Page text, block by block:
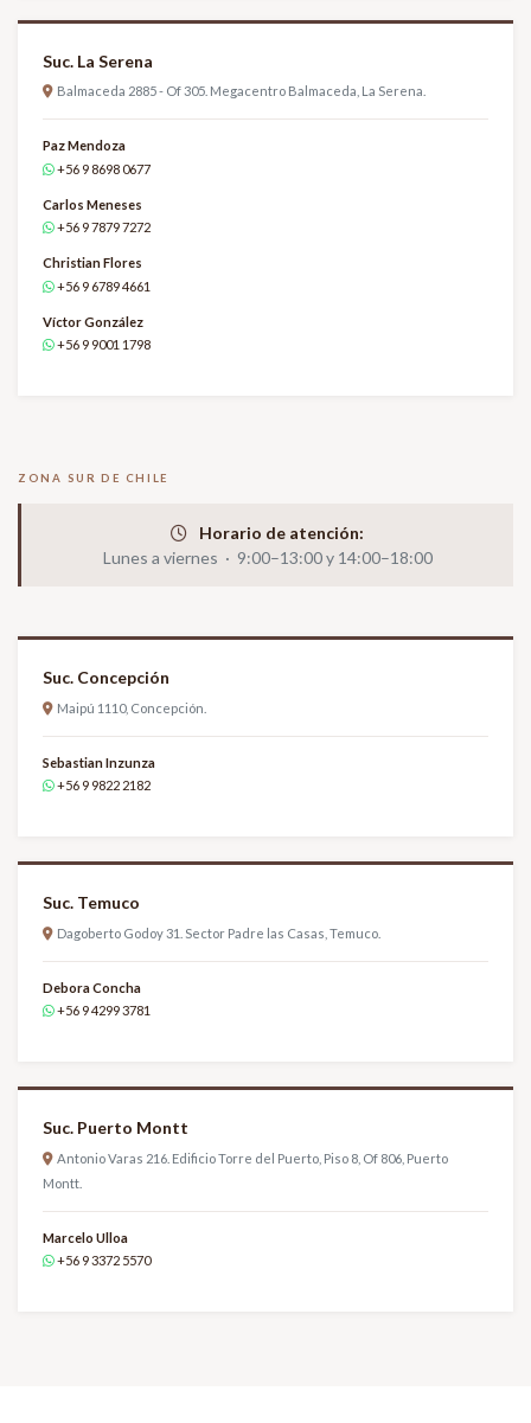
Suc. La Serena
Balmaceda 2885 - Of 305. Megacentro Balmaceda, La Serena.
Paz Mendoza
+56 9 8698 0677
Carlos Meneses
+56 9 7879 7272
Christian Flores
+56 9 6789 4661
Víctor González
+56 9 9001 1798
ZONA SUR DE CHILE
Horario de atención:
Lunes a viernes · 9:00–13:00 y 14:00–18:00
Suc. Concepción
Maipú 1110, Concepción.
Sebastian Inzunza
+56 9 9822 2182
Suc. Temuco
Dagoberto Godoy 31. Sector Padre las Casas, Temuco.
Debora Concha
+56 9 4299 3781
Suc. Puerto Montt
Antonio Varas 216. Edificio Torre del Puerto, Piso 8, Of 806, Puerto
Montt.
Marcelo Ulloa
+56 9 3372 5570